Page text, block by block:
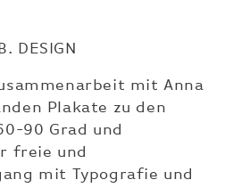
DESIGN
mit Anna
Plakate zu den
90 Grad und
freie und
mit Typografie und